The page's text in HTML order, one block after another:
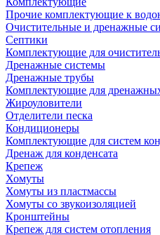
Прочие комплектующие к
Очистительные и дренажные
Септики
Комплектующие для
Дренажные системы
Дренажные трубы
Комплектующие для
Жироуловители
Отделители песка
Кондиционеры
Комплектующие для систем
Дренаж для конденсата
Крепеж
Хомуты
Хомуты из пластмассы
Хомуты со звукоизоляцией
Кронштейны
Крепеж для систем отопления